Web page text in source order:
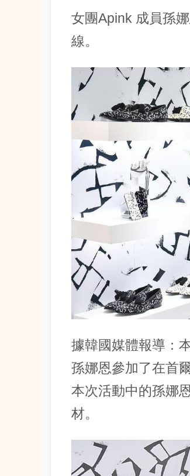
女團Apink 成員孫
線。
據韓國媒體報導：
孫娜恩參加了在首
本次活動中的孫娜
材。